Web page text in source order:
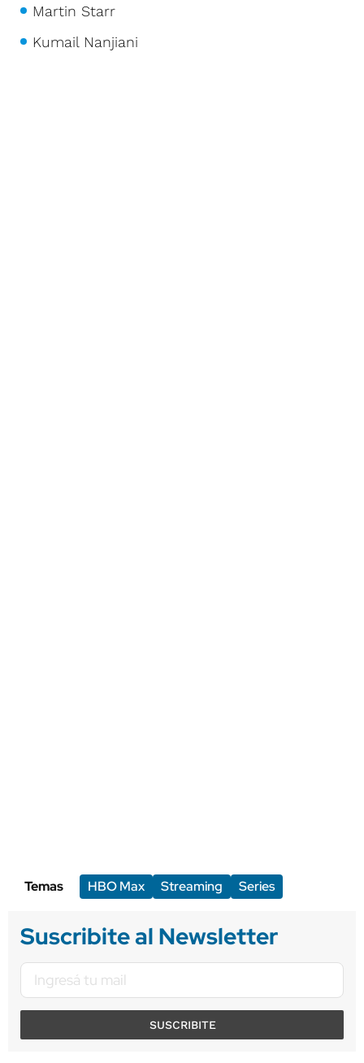
Martin Starr
Kumail Nanjiani
Temas HBO Max Streaming Series
Suscribite al Newsletter
SUSCRIBITE